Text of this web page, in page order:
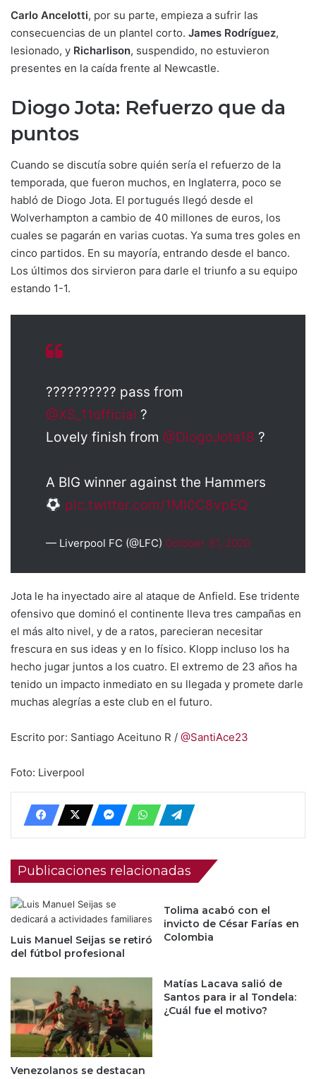
Carlo Ancelotti, por su parte, empieza a sufrir las
consecuencias de un plantel corto. James Rodríguez,
lesionado, y Richarlison, suspendido, no estuvieron
presentes en la caída frente al Newcastle.
Diogo Jota: Refuerzo que da
puntos
Cuando se discutía sobre quién sería el refuerzo de la
temporada, que fueron muchos, en Inglaterra, poco se
habló de Diogo Jota. El portugués llegó desde el
Wolverhampton a cambio de 40 millones de euros, los
cuales se pagarán en varias cuotas. Ya suma tres goles en
cinco partidos. En su mayoría, entrando desde el banco.
Los últimos dos sirvieron para darle el triunfo a su equipo
estando 1-1.
?????????? pass from
@XS_11official ?
Lovely finish from @DiogoJota18 ?
A BIG winner against the Hammers
pic.twitter.com/1MI0C8vpEQ
— Liverpool FC (@LFC) October 31, 2020
Jota le ha inyectado aire al ataque de Anfield. Ese tridente
ofensivo que dominó el continente lleva tres campañas en
el más alto nivel, y de a ratos, parecieran necesitar
frescura en sus ideas y en lo físico. Klopp incluso los ha
hecho jugar juntos a los cuatro. El extremo de 23 años ha
tenido un impacto inmediato en su llegada y promete darle
muchas alegrías a este club en el futuro.
Escrito por: Santiago Aceituno R / @SantiAce23
Foto: Liverpool
Publicaciones relacionadas
Luis Manuel Seijas se retiró
del fútbol profesional
Tolima acabó con el
invicto de César Farías en
Colombia
Venezolanos se destacan
Matías Lacava salió de
Santos para ir al Tondela:
¿Cuál fue el motivo?